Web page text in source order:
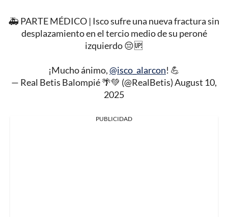
🚑 PARTE MÉDICO | Isco sufre una nueva fractura sin
desplazamiento en el tercio medio de su peroné
izquierdo 😔🆙
¡Mucho ánimo,@isco_alarcon! 💪
— Real Betis Balompié 🌴💚 (@RealBetis)August 10,
2025
PUBLICIDAD